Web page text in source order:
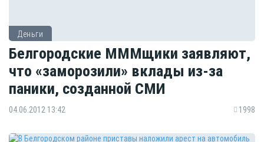
Деньги
Белгородские МММщики заявляют,
что «заморозили» вклады из-за
паники, созданной СМИ
04.06.2012 13:42 1998